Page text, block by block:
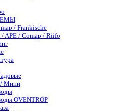
/ Frankische
APE / Comap / Riifo
/ Мини
OVENTROP